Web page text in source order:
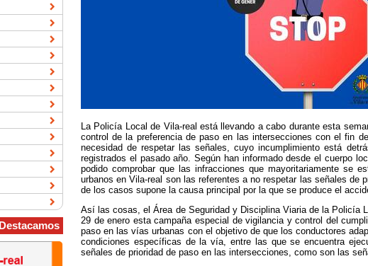
La Policía Local de Vila-real está llevando a cabo durante esta
control de la preferencia de paso en las intersecciones con el fin
necesidad de respetar las señales, cuyo incumplimiento está
registrados el pasado año. Según han informado desde el cuerpo
podido comprobar que las infracciones que mayoritariamente se
urbanos en Vila-real son las referentes a no respetar las señales de
de los casos supone la causa principal por la que se produce el
Así las cosas, el Área de Seguridad y Disciplina Viaria de la Policía
29 de enero esta campaña especial de vigilancia y control del
paso en las vías urbanas con el objetivo de que los conductores
condiciones específicas de la vía, entre las que se encuentra
señales de prioridad de paso en las intersecciones, como son las
Destacamos